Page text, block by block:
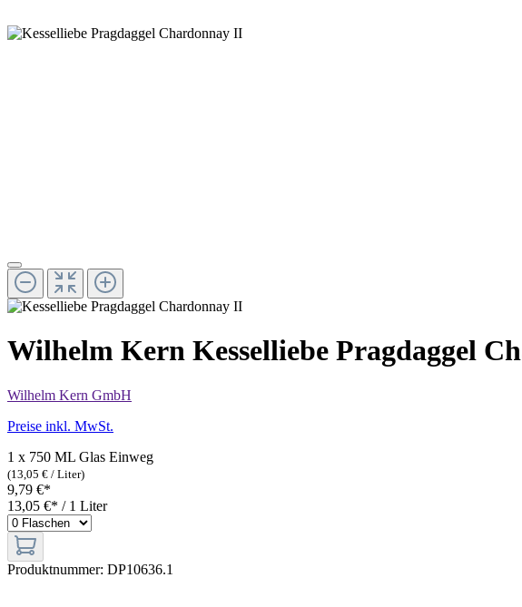
Wilhelm Kern Kesselliebe Pragdaggel
Wilhelm Kern GmbH
Preise inkl. MwSt.
1 x 750 ML Glas Einweg
(13,05 € / Liter)
9,79 €*
13,05 €* / 1 Liter
Produktnummer: DP10636.1